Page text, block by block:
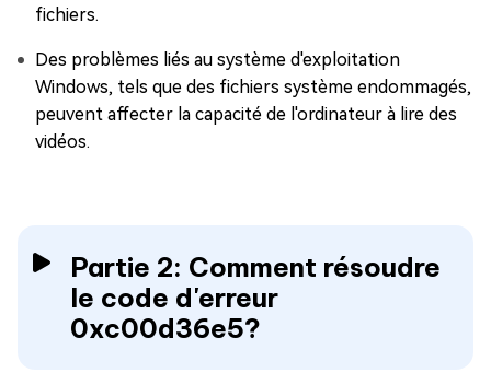
fichiers.
Des problèmes liés au système d'exploitation
Windows, tels que des fichiers système endommagés,
peuvent affecter la capacité de l'ordinateur à lire des
vidéos.
Partie 2: Comment résoudre
le code d'erreur
0xc00d36e5?